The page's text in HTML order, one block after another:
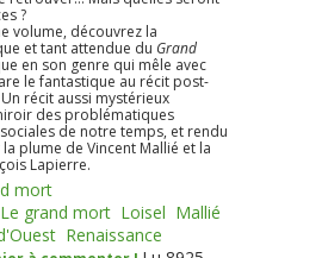
?
volume, découvrez la
et tant attendue du Grand
en son genre qui mêle avec
le fantastique au récit post-
récit aussi mystérieux
des problématiques
de notre temps, et rendu
plume de Vincent Mallié et la
Lapierre.
mort
Le grand mort Loisel Mallié
Renaissance